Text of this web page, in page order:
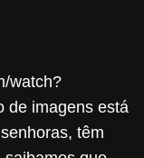
watch?
de imagens está
têm